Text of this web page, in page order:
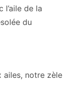
l’aile de la
du
ailes, notre zèle